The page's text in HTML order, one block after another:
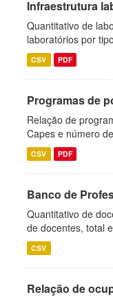
Infraestrutura
Quantitativo de
laboratórios por
CSV PDF
Programas de
Relação de
Capes e número
CSV PDF
Banco de
Quantitativo de
de docentes, total
CSV
Relação de